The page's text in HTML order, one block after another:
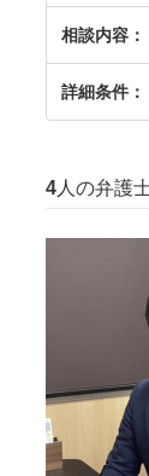
相談内容
詳細条件
4 人の弁護